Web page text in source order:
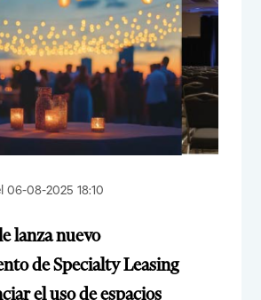
06-08-2025 18:10
lanza nuevo
de Specialty Leasing
el uso de espacios